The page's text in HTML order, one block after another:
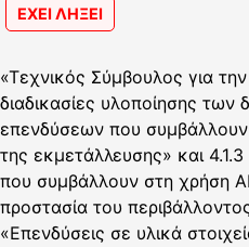
ΕΧΕΙ ΛΗΞΕΙ
«Τεχνικός Σύμβουλος για την
διαδικασίες υλοποίησης των
επενδύσεων που συμβάλλουν
της εκμετάλλευσης» και
που συμβάλλουν στη χρήση
προστασία του
«Επενδύσεις σε υλικά